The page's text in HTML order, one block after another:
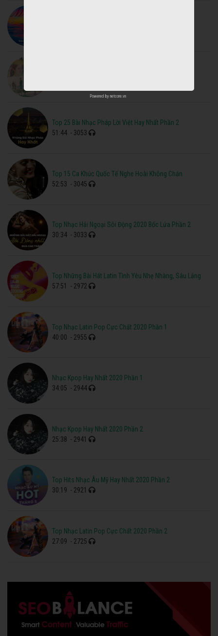
Top 25 Bài Nhạc Pháp Lời Việt Hay Nhất Phần 2
51:44 - 3053
Top 15 Ca Khúc Quốc Tế Nghe Hoài Không Chán
52:53 - 3045
Top Nhạc Hải Ngoại Sôi Động 2020 Bốc Lửa Phần 2
30:34 - 3033
Top Những Bài Hát Latin Tình Yêu Nhẹ Nhàng, Sâu Lắng
57:51
- 2972
Top Nhạc Latin Pop Cực Chất 2020 Phần 1
40:00 - 2955
Nhạc Kpop Hay Nhất 2020 Phần 1
34:05 - 2944
Nhạc Kpop Hay Nhất 2020 Phần 2
25:38 - 2941
Top Hits Nhạc Âu Mỹ Hay Nhất 2020 Phần 2
30:19 - 2921
Top Nhạc Latin Pop Cực Chất 2020 Phần 2
27:09 - 2725
Powered by netcore.vn